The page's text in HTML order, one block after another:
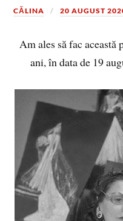
CĂLINA 20 AUGUST
Am ales să fac această
ani, în data de 19